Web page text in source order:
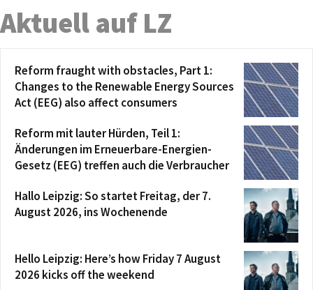
Aktuell auf LZ
Reform fraught with obstacles, Part 1:
Changes to the Renewable Energy Sources
Act (EEG) also affect consumers
Reform mit lauter Hürden, Teil 1:
Änderungen im Erneuerbare-Energien-
Gesetz (EEG) treffen auch die Verbraucher
Hallo Leipzig: So startet Freitag, der 7.
August 2026, ins Wochenende
Hello Leipzig: Here’s how Friday 7 August
2026 kicks off the weekend